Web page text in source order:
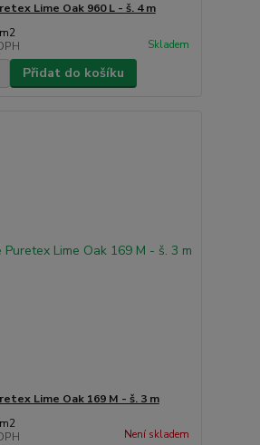
Lime Oak 960 L - š. 4 m
Skladem
Přidat do košíku
Lime Oak 169 M - š. 3 m
Není skladem